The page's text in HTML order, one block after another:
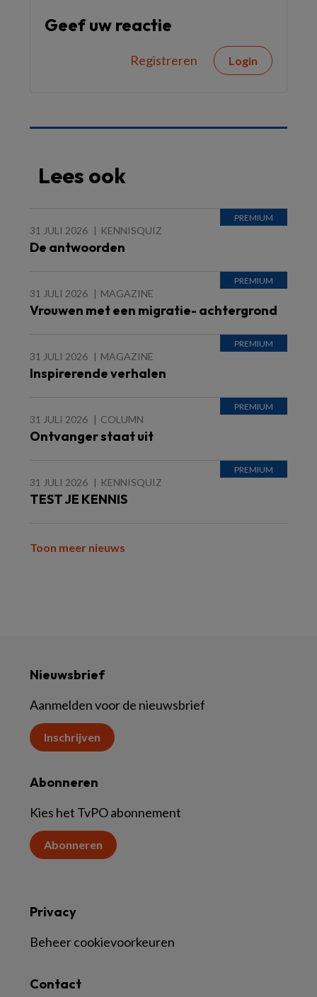
Geef uw reactie
Registreren Login
Lees ook
31 JULI 2026 KENNISQUIZ
De antwoorden
31 JULI 2026 MAGAZINE
Vrouwen met een migratie- achtergrond
31 JULI 2026 MAGAZINE
Inspirerende verhalen
31 JULI 2026 COLUMN
Ontvanger staat uit
31 JULI 2026 KENNISQUIZ
TEST JE KENNIS
Toon meer nieuws
Nieuwsbrief
Aanmelden voor de nieuwsbrief
Inschrijven
Abonneren
Kies het TvPO abonnement
Abonneren
Contact
Privacy
Beheer cookievoorkeuren